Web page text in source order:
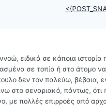
ειδικά σε κάποια ιστορία
σε τοπία ή στο άτομο να
δεν τον παλεύω, βέβαια,
στο σεναριακό, πάντως, ότι
με πολλές επιρροές από